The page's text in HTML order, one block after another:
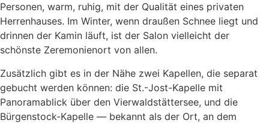
Personen, warm, ruhig, mit der Qualität eines privaten
Herrenhauses. Im Winter, wenn draußen Schnee liegt und
drinnen der Kamin läuft, ist der Salon vielleicht der
schönste Zeremonienort von allen.
Zusätzlich gibt es in der Nähe zwei Kapellen, die separat
gebucht werden können: die St.-Jost-Kapelle mit
Panoramablick über den Vierwaldstättersee, und die
Bürgenstock-Kapelle — bekannt als der Ort, an dem